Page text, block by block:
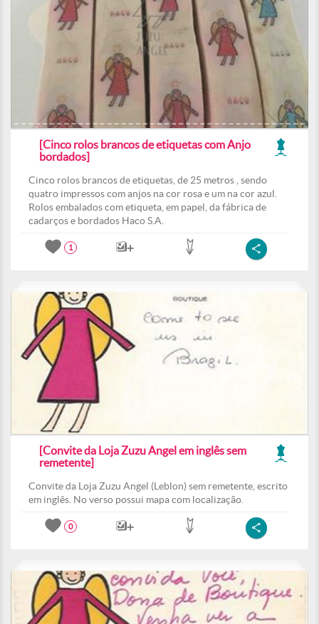
[Cinco rolos brancos de etiquetas com Anjo
bordados]
Cinco rolos brancos de etiquetas, de 25 metros , sendo
quatro impressos com anjos na cor rosa e um na cor azul.
Rolos embalados com etiqueta, em papel, da fábrica de
cadarços e bordados Haco S.A.
1
[Convite da Loja Zuzu Angel em inglês sem
remetente]
Convite da Loja Zuzu Angel (Leblon) sem remetente, escrito
em inglês. No verso possui mapa com localização.
0